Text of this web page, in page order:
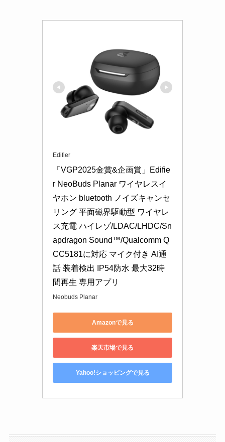
Edifier
「VGP2025金賞&企画賞」Edifie
r NeoBuds Planar ワイヤレスイ
ヤホン bluetooth ノイズキャンセ
リング 平面磁界駆動型 ワイヤレ
ス充電 ハイレゾ/LDAC/LHDC/Sn
apdragon Sound™/Qualcomm Q
CC5181に対応 マイク付き AI通
話 装着検出 IP54防水 最大32時
間再生 専用アプリ
Neobuds Planar
Amazonで見る
楽天市場で見る
Yahoo!ショッピングで見る